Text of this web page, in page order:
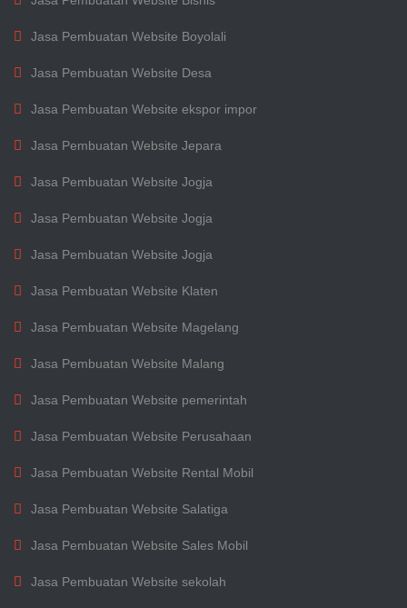
Jasa Pembuatan Website Boyolali
Jasa Pembuatan Website Desa
Jasa Pembuatan Website ekspor impor
Jasa Pembuatan Website Jepara
Jasa Pembuatan Website Jogja
Jasa Pembuatan Website Jogja
Jasa Pembuatan Website Jogja
Jasa Pembuatan Website Klaten
Jasa Pembuatan Website Magelang
Jasa Pembuatan Website Malang
Jasa Pembuatan Website pemerintah
Jasa Pembuatan Website Perusahaan
Jasa Pembuatan Website Rental Mobil
Jasa Pembuatan Website Salatiga
Jasa Pembuatan Website Sales Mobil
Jasa Pembuatan Website sekolah